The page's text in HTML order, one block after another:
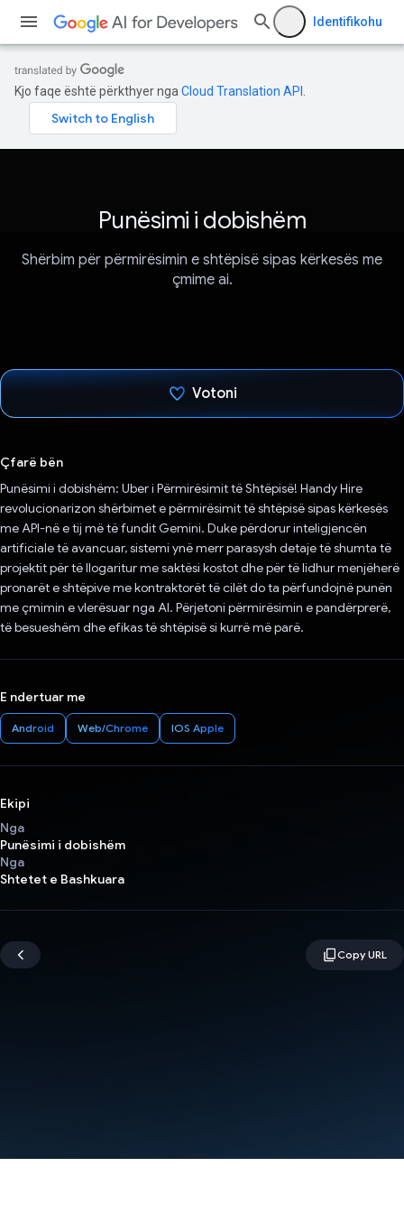
Identifikohu
Kjo faqe është përkthyer nga Cloud Translation API
Punësimi i dobishëm
Shërbim për përmirësimin e shtëpisë sipas kërkesës me
çmime ai.
Votoni
Çfarë bën
Punësimi i dobishëm: Uber i Përmirësimit të Shtëpisë! Handy Hire
revolucionarizon shërbimet e përmirësimit të shtëpisë sipas kërkesës
me API-në e tij më të fundit Gemini. Duke përdorur inteligjencën
artificiale të avancuar, sistemi ynë merr parasysh detaje të shumta të
projektit për të llogaritur me saktësi kostot dhe për të lidhur menjëherë
pronarët e shtëpive me kontraktorët të cilët do ta përfundojnë punën
me çmimin e vlerësuar nga AI. Përjetoni përmirësimin e pandërprerë,
të besueshëm dhe efikas të shtëpisë si kurrë më parë.
E ndertuar me
Android Web/Chrome IOS Apple
Ekipi
Nga
Punësimi i dobishëm
Nga
Shtetet e Bashkuara